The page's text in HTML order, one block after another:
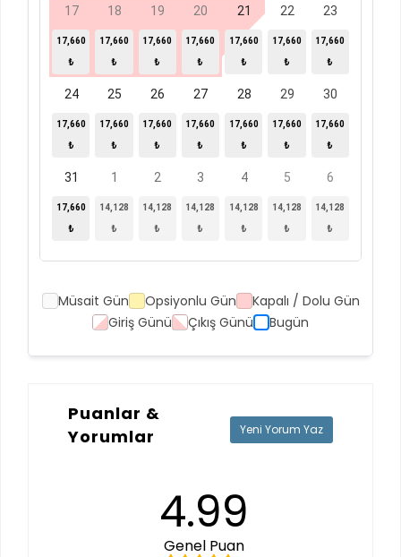
17
17,660
₺
18
17,660
₺
19
17,660
₺
20
17,660
₺
21
17,660
₺
22
17,660
₺
23
17,660
₺
24
17,660
₺
25
17,660
₺
26
17,660
₺
27
17,660
₺
28
17,660
₺
29
17,660
₺
30
17,660
₺
31
17,660
₺
1
14,128
₺
2
14,128
₺
3
14,128
₺
4
14,128
₺
5
14,128
₺
6
14,128
₺
Müsait Gün Opsiyonlu Gün
Kapalı / Dolu Gün
Giriş Günü
Çıkış Günü Bugün
Puanlar &
Yorumlar
Yeni Yorum Yaz
4.99
Genel Puan